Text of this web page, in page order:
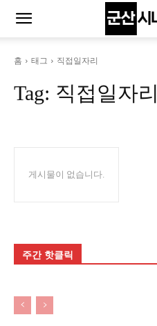
홈 태그 직접일자리
Tag: 직접일자리
게시물이 없습니다.
주간 핫클릭